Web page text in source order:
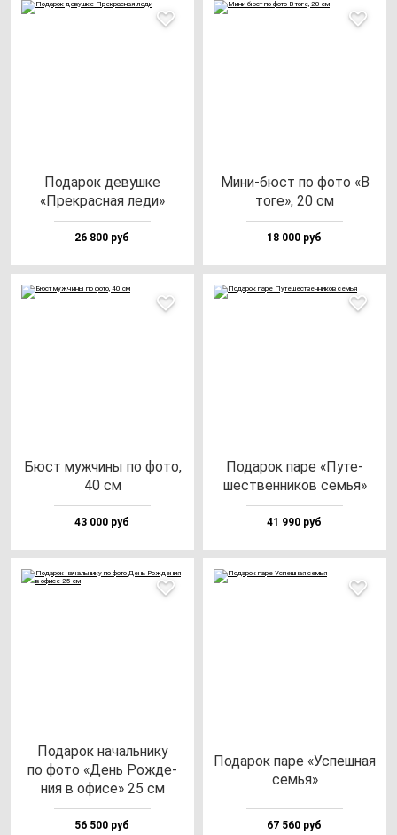
Пода­рок де­вуш­ке
«Прек­рас­ная ле­ди»
26 800 руб
Мини-бюст по фо­то «В
то­ге», 20 см
18 000 руб
Бюст муж­чи­ны по фо­то,
40 см
43 000 руб
Пода­рок па­ре «Путе­
шес­твен­ни­ков семья»
41 990 руб
Пода­рок на­чаль­ни­ку
по фо­то «День Рож­де­
ния в офи­се» 25 см
56 500 руб
Пода­рок па­ре «Успеш­ная
семья»
67 560 руб